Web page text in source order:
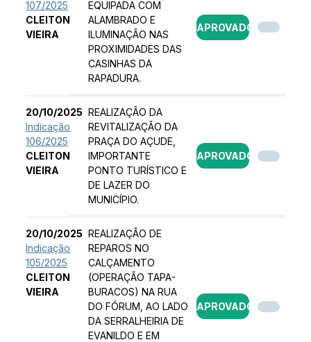
107/2025
CLEITON
VIEIRA
EQUIPADA COM
ALAMBRADO E
ILUMINAÇÃO NAS
PROXIMIDADES DAS
CASINHAS DA
RAPADURA.
APROVADO
20/10/2025
Indicação
106/2025
CLEITON
VIEIRA
REALIZAÇÃO DA
REVITALIZAÇÃO DA
PRAÇA DO AÇUDE,
IMPORTANTE
PONTO TURÍSTICO E
DE LAZER DO
MUNICÍPIO.
APROVADO
20/10/2025
Indicação
105/2025
CLEITON
VIEIRA
REALIZAÇÃO DE
REPAROS NO
CALÇAMENTO
(OPERAÇÃO TAPA-
BURACOS) NA RUA
DO FÓRUM, AO LADO
DA SERRALHEIRIA DE
EVANILDO E EM
APROVADO